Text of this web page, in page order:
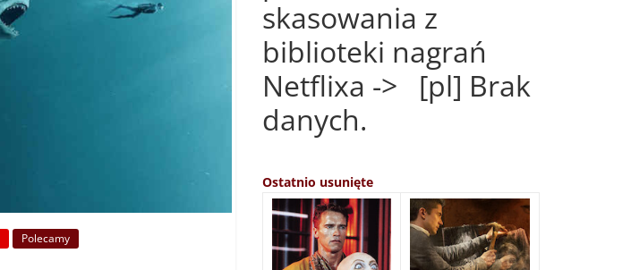
Polecamy
skasowania z
biblioteki nagrań
Netflixa -> [pl] Brak
danych.
Ostatnio usunięte